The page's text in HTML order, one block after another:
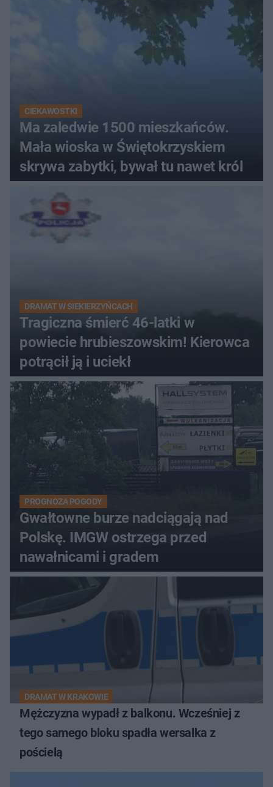
CIEKAWOSTKI
Ma zaledwie 1500 mieszkańców.
Mała wioska w Świętokrzyskiem
skrywa zabytki, bywał tu nawet król
DRAMAT W SIEKIERZYŃCACH
Tragiczna śmierć 46-latki w
powiecie hrubieszowskim! Kierowca
potrącił ją i uciekł
PROGNOZA POGODY
Gwałtowne burze nadciągają nad
Polskę. IMGW ostrzega przed
nawałnicami i gradem
DRAMAT W KRAKOWIE
Mężczyzna wypadł z balkonu. Wcześniej z
tego samego bloku spadła wersalka z
pościelą